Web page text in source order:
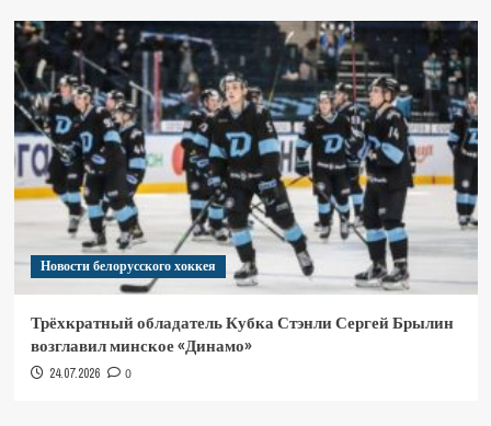
Новости белорусского хоккея
Трёхкратный обладатель Кубка Стэнли Сергей Брылин
возглавил минское «Динамо»
24.07.2026 0